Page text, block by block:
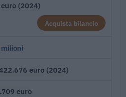
(2024)
Acquista bilancio
euro (2024)
euro